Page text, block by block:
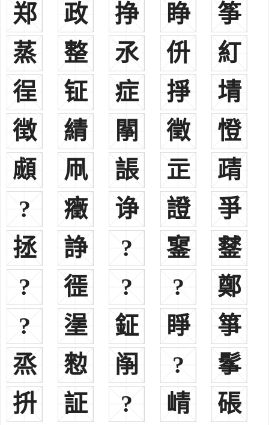
郑燮清代，1693年-1765年，江苏兴化，诗人、书画家，即郑板
桥。
郑之侨清代，1707年-1784年，广东汕头，湖广安襄郧兵备道。
郑复光清代，1780年-约1853年，安徽歙县，物理学家。
郑姓近代名人
郑坤清末民初，1885年-1914年，广东梅州，民主革命义士。
郑廷珍民国，1883年-1937年，河南柘城，追赠陆军中将。
郑少愚民国，1911年-1942年，四川渠县，抗日英雄。
郑振铎现代，1898年-1958年，浙江温州，社会活动家、作家。
洛阳郡
战国时期，秦国的秦襄王置洛阳县，因在洛水之阳而名，属于三
川郡。
高密郡又称高密国，西汉汉宣帝时改胶西郡置高密国，其
时辖地在今山东省高密市，治所在高密，辖境包括今山东胶州和
潍坊一带。
雍州郡
东汉时期置郡，治所在长安（今陕西西安），其时辖地在今陕西
关中、陇西地区，包括陕西省西安市、咸阳市西北部一带地区。
陇西郡
战国时期，秦国秦昭襄王二十八年（前279年）置郡，因在陇山
之西而得名，治所在狄道（今甘肃临洮），其时辖地在今甘肃省东乡
县以东的洮河中游、武山以西的渭河上游、礼县以北的西汉水上游及
郑
政 挣 睁
筝
蒸
整 氶 㐼
糽
徎
钲 症 掙
埥
徴
綪 䦛 徵
憕
䫆
凧 䛫 㱏
靕
?
癥 诤 證
爭
拯
諍 ? 䥌
䥭
?
徰 ? ?
鄭
?
塣 鉦 睜
箏
烝
愸 䦶 ?
鬇
抍
証 ? 崝 䂻